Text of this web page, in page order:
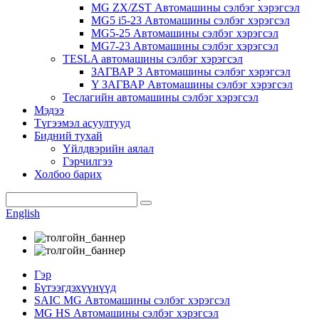
MG ZX/ZST Автомашины сэлбэг хэрэгсэл
MG5 i5-23 Автомашины сэлбэг хэрэгсэл
MG5-25 Автомашины сэлбэг хэрэгсэл
MG7-23 Автомашины сэлбэг хэрэгсэл
TESLA автомашины сэлбэг хэрэгсэл
ЗАГВАР 3 Автомашины сэлбэг хэрэгсэл
Y ЗАГВАР Автомашины сэлбэг хэрэгсэл
Теслагийн автомашины сэлбэг хэрэгсэл
Мэдээ
Түгээмэл асуултууд
Бидний тухай
Үйлдвэрийн аялал
Гэрчилгээ
Холбоо барих
English
Гэр
Бүтээгдэхүүнүүд
SAIC MG Автомашины сэлбэг хэрэгсэл
MG HS Автомашины сэлбэг хэрэгсэл